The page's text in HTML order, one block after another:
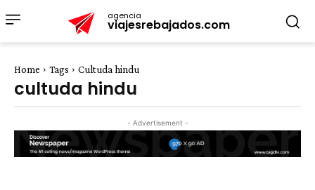
agencia
viajesrebajados.com
Home Tags Cultuda hindu
cultuda hindu
- Advertisement -